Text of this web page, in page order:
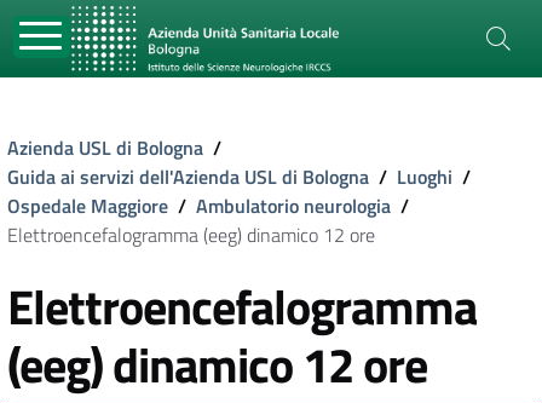
Azienda USL di Bologna /
Guida ai servizi dell'Azienda USL di Bologna / Luoghi /
Ospedale Maggiore / Ambulatorio neurologia /
Elettroencefalogramma (eeg) dinamico 12 ore
Elettroencefalogramma
(eeg) dinamico 12 ore